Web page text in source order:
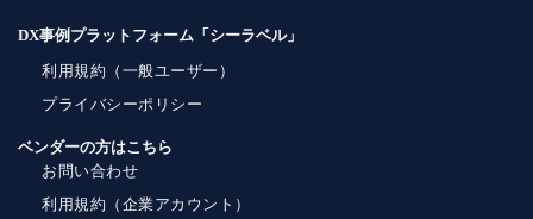
DX事例プラットフォーム「シーラベル」
利用規約（一般ユーザー）
プライバシーポリシー
ベンダーの方はこちら
お問い合わせ
利用規約（企業アカウント）